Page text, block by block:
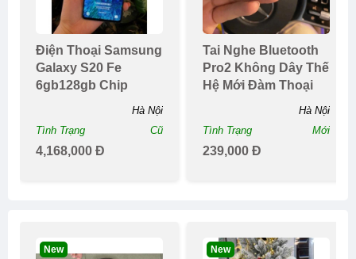
Điện Thoại Samsung
Galaxy S20 Fe
6gb128gb Chip
Snapdragon 865
Hà Nội
Tình Trạng
Cũ
4,168,000 Đ
Tai Nghe Bluetooth
Pro2 Không Dây Thế
Hệ Mới Đàm Thoại
Hai Chiềupin Tr...
Hà Nội
Tình Trạng
Mới
239,000 Đ
New New